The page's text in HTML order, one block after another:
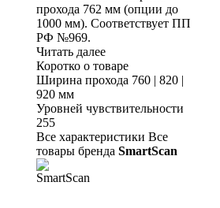
прохода 762 мм (опции до
1000 мм). Соответствует ПП
РФ №969.
Читать далее
Коротко о товаре
Ширина прохода 760 | 820 |
920 мм
Уровней чувствительности
255
Все характеристики Все
товары брендаSmartScan